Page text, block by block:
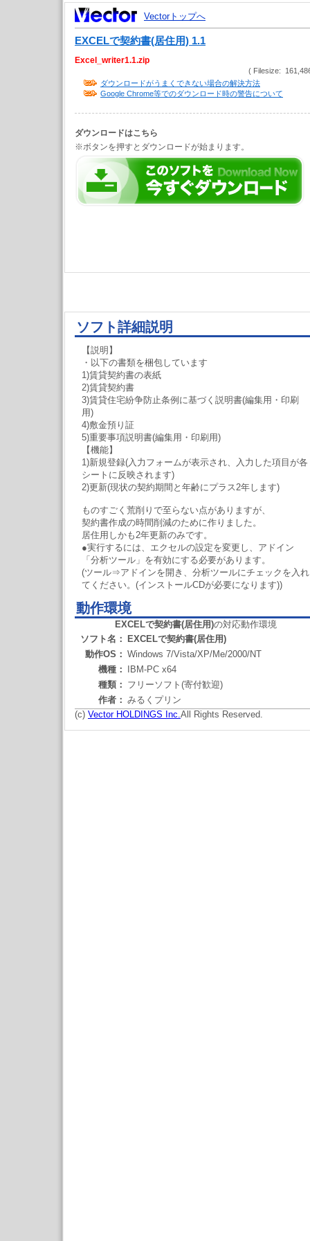
Vectorトップへ
EXCELで契約書(居住用) 1.1
Excel_writer1.1.zip
( Filesize:
ダウンロードがうまくできない場合の解決方法
Google Chrome等でのダウンロード時の警告について
ダウンロードはこちら
※ボタンを押すとダウンロードが始まります。
ソフト詳細説明
【説明】
・以下の書類を梱包しています
1)賃貸契約書の表紙
2)賃貸契約書
3)賃貸住宅紛争防止条例に基づく説明書(編集用・印刷
用)
4)敷金預り証
5)重要事項説明書(編集用・印刷用)
【機能】
1)新規登録(入力フォームが表示され、入力した項目が各
シートに反映されます)
2)更新(現状の契約期間と年齢にプラス2年します)
ものすごく荒削りで至らない点がありますが、
契約書作成の時間削減のために作りました。
居住用しかも2年更新のみです。
●実行するには、エクセルの設定を変更し、アドイン
「分析ツール」を有効にする必要があります。
(ツール⇒アドインを開き、分析ツールにチェックを入れ
てください。(インストールCDが必要になります))
動作環境
EXCELで契約書(居住用)の対応動作環境
ソフト名：
EXCELで契約書(居住用)
動作OS： Windows 7/Vista/XP/Me/2000/NT
機種：
IBM-PC x64
種類： フリーソフト(寄付歓迎)
作者： みるくプリン
(c) Vector HOLDINGS Inc.All Rights Reserved.